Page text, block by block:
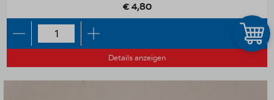
€ 4,80
Details anzeigen